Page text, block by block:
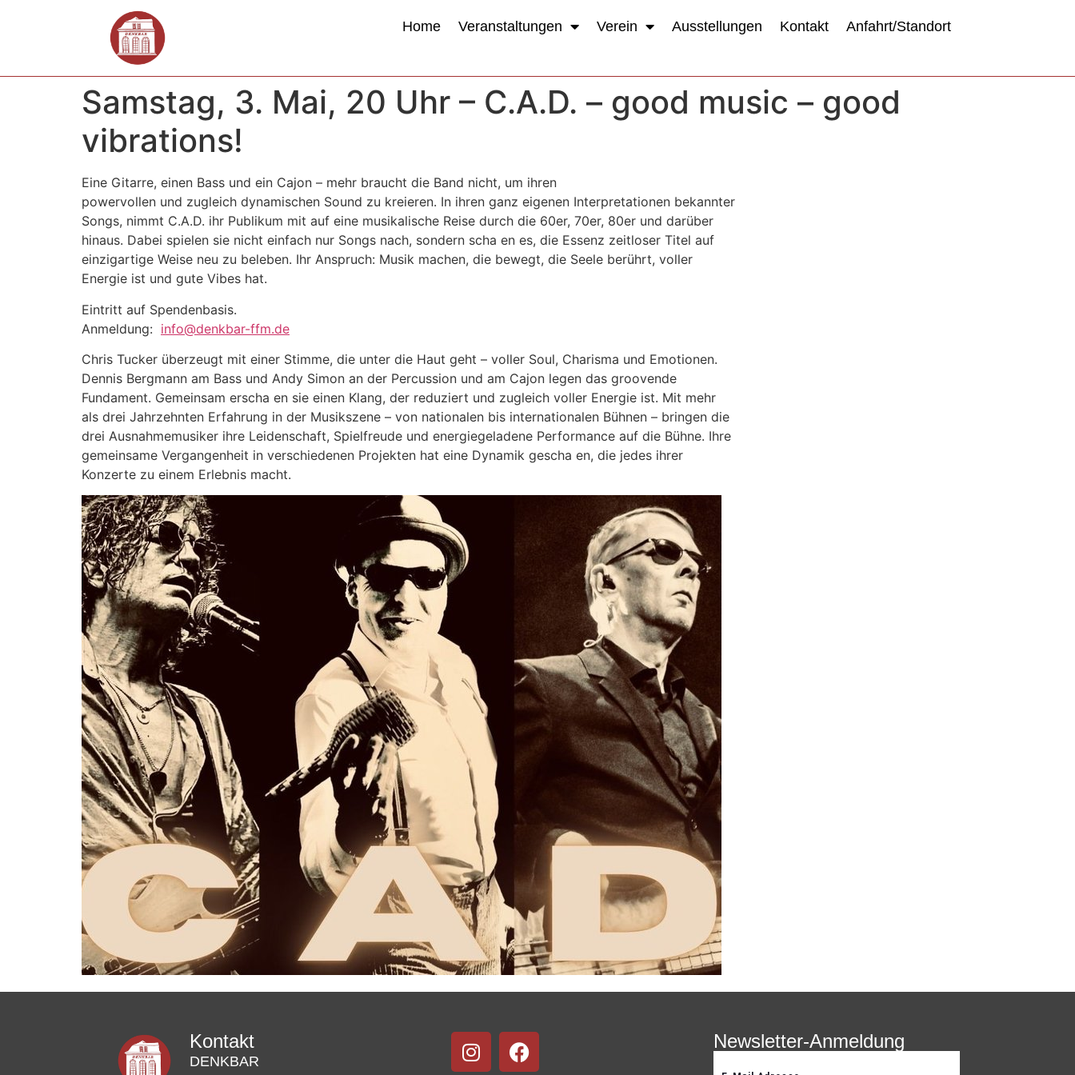
Home Veranstaltungen Verein Ausstellungen Kontakt Anfahrt/Standort
Samstag, 3. Mai, 20 Uhr – C.A.D. – good music – good
vibrations!
Eine Gitarre, einen Bass und ein Cajon – mehr braucht die Band nicht, um ihren
powervollen und zugleich dynamischen Sound zu kreieren. In ihren ganz eigenen Interpretationen bekannter
Songs, nimmt C.A.D. ihr Publikum mit auf eine musikalische Reise durch die 60er, 70er, 80er und darüber
hinaus. Dabei spielen sie nicht einfach nur Songs nach, sondern scha en es, die Essenz zeitloser Titel auf
einzigartige Weise neu zu beleben. Ihr Anspruch: Musik machen, die bewegt, die Seele berührt, voller
Energie ist und gute Vibes hat.
Eintritt auf Spendenbasis.
Anmeldung: info@denkbar-ffm.de
Chris Tucker überzeugt mit einer Stimme, die unter die Haut geht – voller Soul, Charisma und Emotionen.
Dennis Bergmann am Bass und Andy Simon an der Percussion und am Cajon legen das groovende
Fundament. Gemeinsam erscha en sie einen Klang, der reduziert und zugleich voller Energie ist. Mit mehr
als drei Jahrzehnten Erfahrung in der Musikszene – von nationalen bis internationalen Bühnen – bringen die
drei Ausnahmemusiker ihre Leidenschaft, Spielfreude und energiegeladene Performance auf die Bühne. Ihre
gemeinsame Vergangenheit in verschiedenen Projekten hat eine Dynamik gescha en, die jedes ihrer
Konzerte zu einem Erlebnis macht.
Kontakt
DENKBAR
Newsletter-Anmeldung